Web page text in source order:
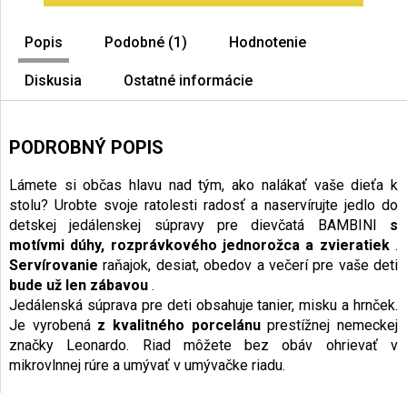
Popis Podobné (1) Hodnotenie
Diskusia Ostatné informácie
PODROBNÝ POPIS
Lámete si občas hlavu nad tým, ako nalákať vaše dieťa k
stolu? Urobte svoje ratolesti radosť a naservírujte jedlo do
detskej jedálenskej súpravy pre dievčatá BAMBINI s
motívmi dúhy, rozprávkového jednorožca a zvieratiek.
Servírovanie raňajok, desiat, obedov a večerí pre vaše deti
bude už len zábavou .
Jedálenská súprava pre deti obsahuje tanier, misku a hrnček.
Je vyrobená z kvalitného porcelánuprestížnej nemeckej
značky Leonardo. Riad môžete bez obáv ohrievať v
mikrovlnnej rúre a umývať v umývačke riadu.